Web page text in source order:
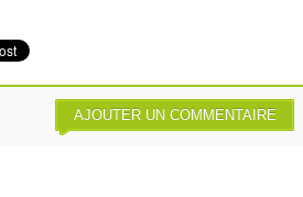
AJOUTER UN COMMENTAIRE